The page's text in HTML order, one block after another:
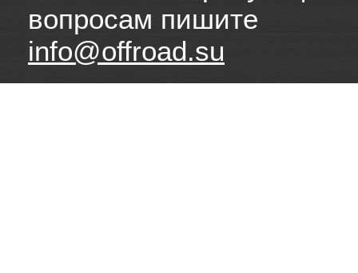
вопросам пишите
info@offroad.su